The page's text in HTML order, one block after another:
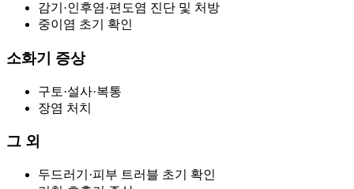
감기·인후염·편도염 진단 및 처방
중이염 초기 확인
소화기 증상
구토·설사·복통
장염 처치
그 외
두드러기·피부 트러블 초기 확인